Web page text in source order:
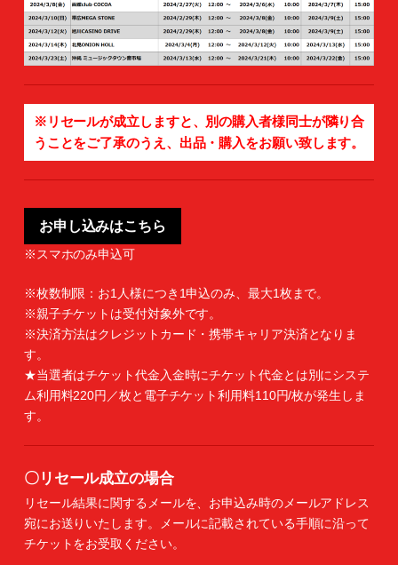
※リセールが成立しますと、別の購入者様同士が隣り合
うことをご了承のうえ、出品・購入をお願い致します。
お申し込みはこちら
※スマホのみ申込可
※枚数制限：お1人様につき1申込のみ、最大1枚まで。
※親子チケットは受付対象外です。
※決済方法はクレジットカード・携帯キャリア決済となりま
す。
★当選者はチケット代金入金時にチケット代金とは別にシステ
ム利用料220円／枚と電子チケット利用料110円/枚が発生しま
す。
〇リセール成立の場合
リセール結果に関するメールを、お申込み時のメールアドレス
宛にお送りいたします。メールに記載されている手順に沿って
チケットをお受取ください。